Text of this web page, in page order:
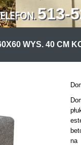
.513-
WYS. 40 CM
na